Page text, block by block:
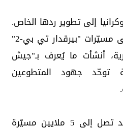
إلى تطوير ردها الخاص.
فبعد اعتمادها المبكر على مسيّرات "بيرقدار تي بي-2"
أنشأت ما يُعرف بـ"جيش
توحّد جهود المتطوعين
والنتيجة قدرة إنتاجية قد تصل إلى 5 ملايين مسيّرة